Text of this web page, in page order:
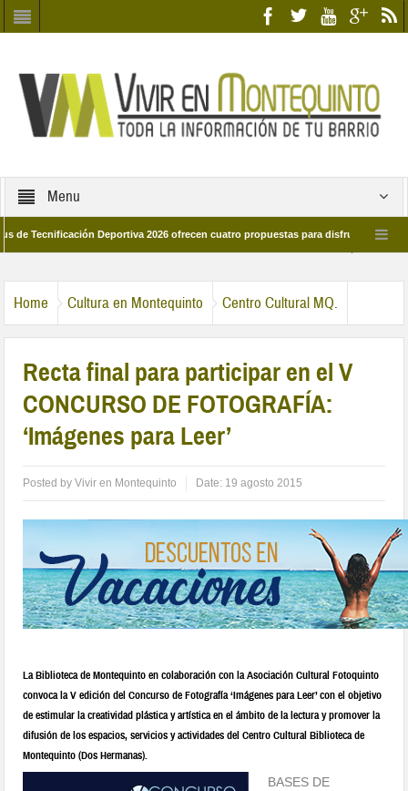
Menu
Deportiva 2026 ofrecen cuatro propuestas para disfrutar del deporte este
Home Cultura en Montequinto Centro Cultural MQ.
Recta final para participar en el V
CONCURSO DE FOTOGRAFÍA:
‘Imágenes para Leer’
Posted byVivir en Montequinto Date: 19 agosto 2015
La Biblioteca de Montequinto en colaboración con la Asociación Cultural Fotoquinto
convoca la V edición del Concurso de Fotografía ‘Imágenes para Leer’ con el objetivo
de estimular la creatividad plástica y artística en el ámbito de la lectura y promover la
difusión de los espacios, servicios y actividades del Centro Cultural Biblioteca de
Montequinto (Dos Hermanas).
BASES DE